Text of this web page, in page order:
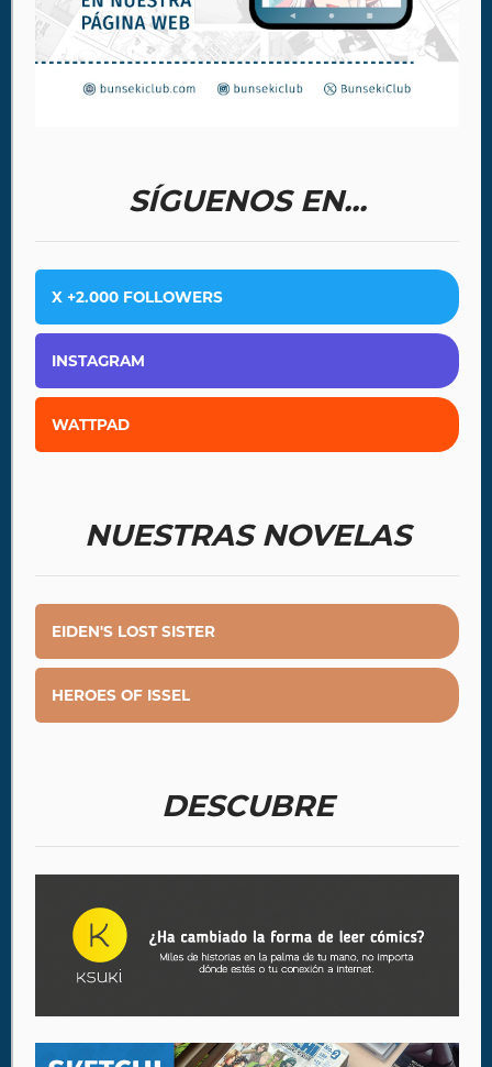
SÍGUENOS EN...
X +2.000 FOLLOWERS
INSTAGRAM
WATTPAD
NUESTRAS NOVELAS
EIDEN'S LOST SISTER
HEROES OF ISSEL
DESCUBRE